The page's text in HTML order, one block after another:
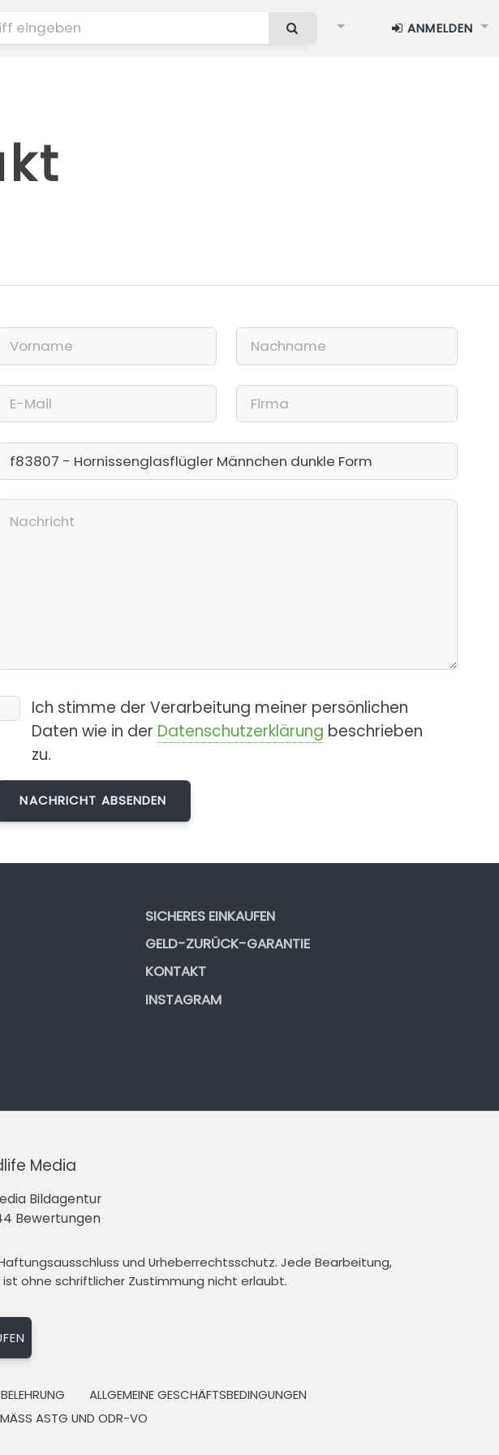
ANMELDEN
Ich stimme der Verarbeitung meiner persönlichen
Daten wie in der Datenschutzerklärung beschrieben
zu.
SICHERES EINKAUFEN
GELD-ZURÜCK-GARANTIE
KONTAKT
INSTAGRAM
Media
Bildagentur
Bewertungen
und Urheberrechtsschutz. Jede Bearbeitung,
ohne schriftlicher Zustimmung nicht erlaubt.
ALLGEMEINE GESCHÄFTSBEDINGUNGEN
ASTG UND ODR-VO